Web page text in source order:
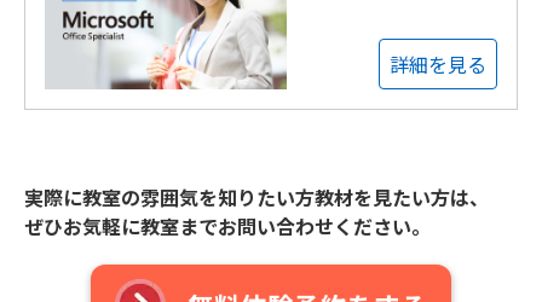
詳細を見る
実際に教室の雰囲気を知りたい方教材を見たい方は、
ぜひお気軽に教室までお問い合わせください。